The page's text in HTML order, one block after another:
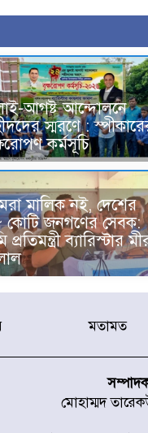
আগষ্ট আন্দোলনে
স্মরণে :
কর্মসূচি
মালিক নই, দেশের
কোটি জনগণের সেবক:
প্রতিমন্ত্রী ব্যারিস্টার
মতামত
মোহাম্মদ